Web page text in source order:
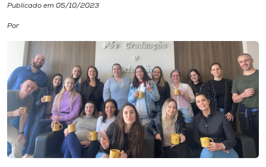
I.nova
Diplomados
Cultura
CPA
Publicado em 05/10/2023
Por